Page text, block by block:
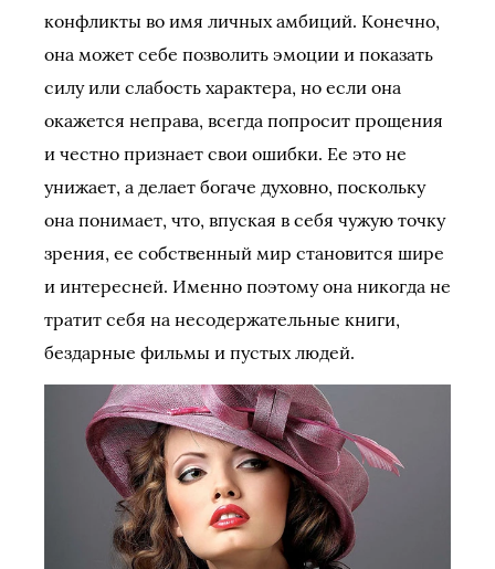
конфликты во имя личных амбиций. Конечно,
она может себе позволить эмоции и показать
силу или слабость характера, но если она
окажется неправа, всегда попросит прощения
и честно признает свои ошибки. Ее это не
унижает, а делает богаче духовно, поскольку
она понимает, что, впуская в себя чужую точку
зрения, ее собственный мир становится шире
и интересней. Именно поэтому она никогда не
тратит себя на несодержательные книги,
бездарные фильмы и пустых людей.